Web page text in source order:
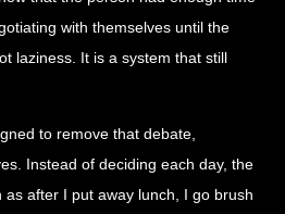
with themselves until the
laziness. It is a system that still
to remove that debate,
Instead of deciding each day, the
after I put away lunch, I go brush